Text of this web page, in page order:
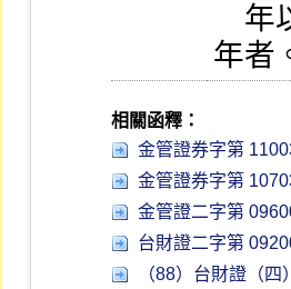
年者
相關函釋：
金管證券字第
金管證券字第
金管證二字第
台財證二字第
（88）台財證（